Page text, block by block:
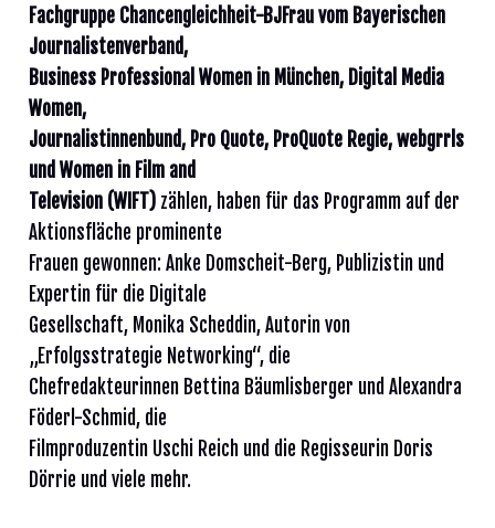
Fachgruppe Chancengleichheit-BJFrau vom Bayerischen
Journalistenverband,
Business Professional Women in München, Digital Media
Women,
Journalistinnenbund, Pro Quote, ProQuote Regie, webgrrls
und Women in Film and
Television (WIFT) zählen, haben für das Programm auf der
Aktionsfläche prominente
Frauen gewonnen: Anke Domscheit-Berg, Publizistin und
Expertin für die Digitale
Gesellschaft, Monika Scheddin, Autorin von
„Erfolgsstrategie Networking“, die
Chefredakteurinnen Bettina Bäumlisberger und Alexandra
Föderl-Schmid, die
Filmproduzentin Uschi Reich und die Regisseurin Doris
Dörrie und viele mehr.